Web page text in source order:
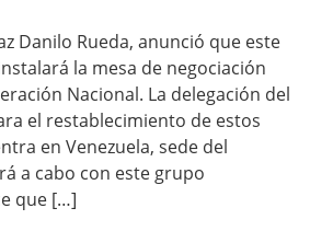
Danilo Rueda, anunció que este
la mesa de negociación
Nacional. La delegación del
el restablecimiento de estos
en Venezuela, sede del
a cabo con este grupo
que […]